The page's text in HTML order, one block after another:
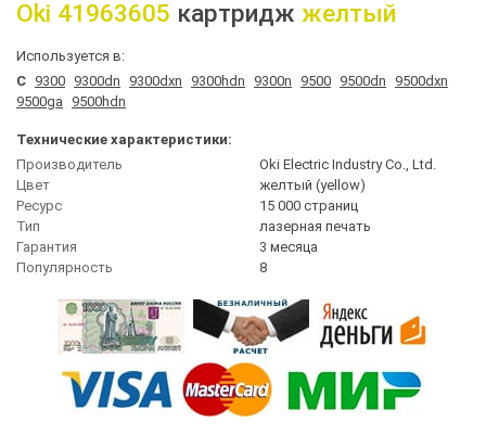
Oki 41963605 картридж желтый
Используется в:
C 9300 9300dn 9300dxn 9300hdn 9300n 9500 9500dn
9500dxn
9500ga
9500hdn
Технические характеристики:
Производитель
Oki Electric Industry Co., Ltd.
Цвет
желтый (yellow)
Ресурс
15 000 страниц
Тип
лазерная печать
Гарантия
3 месяца
Популярность
8